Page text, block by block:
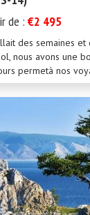
de :€2 495
des semaines et
nous avons une
permetà nos